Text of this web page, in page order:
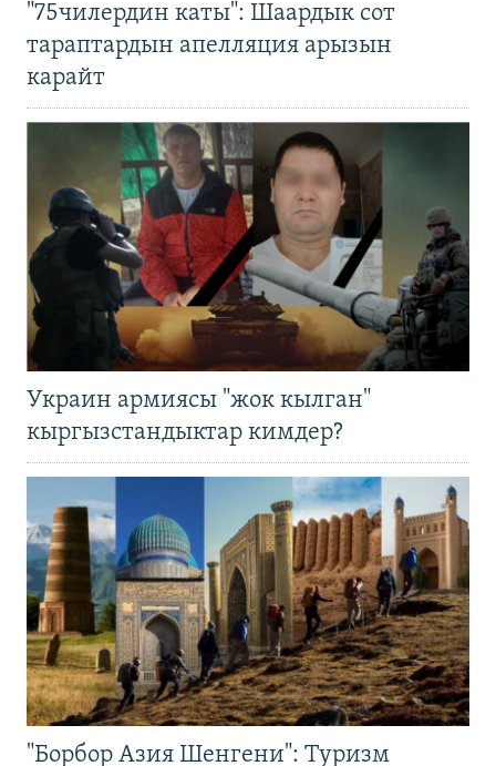
"75чилердин каты": Шаардык сот
тараптардын апелляция арызын
карайт
Украин армиясы "жок кылган"
кыргызстандыктар кимдер?
"Борбор Азия Шенгени": Туризм